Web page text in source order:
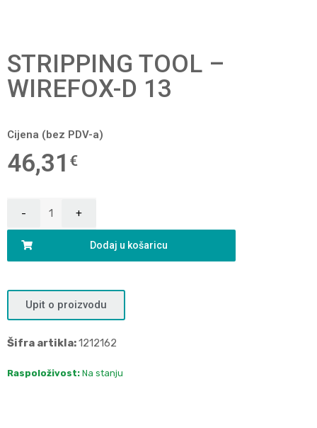
STRIPPING TOOL –
WIREFOX-D 13
Cijena (bez PDV-a)
46,31 €
Dodaj u košaricu
Upit o proizvodu
Šifra artikla:1212162
Raspoloživost: Na stanju